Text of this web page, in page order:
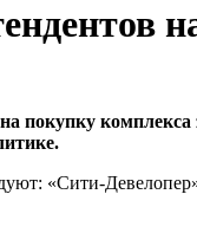
покупку
«Сити-